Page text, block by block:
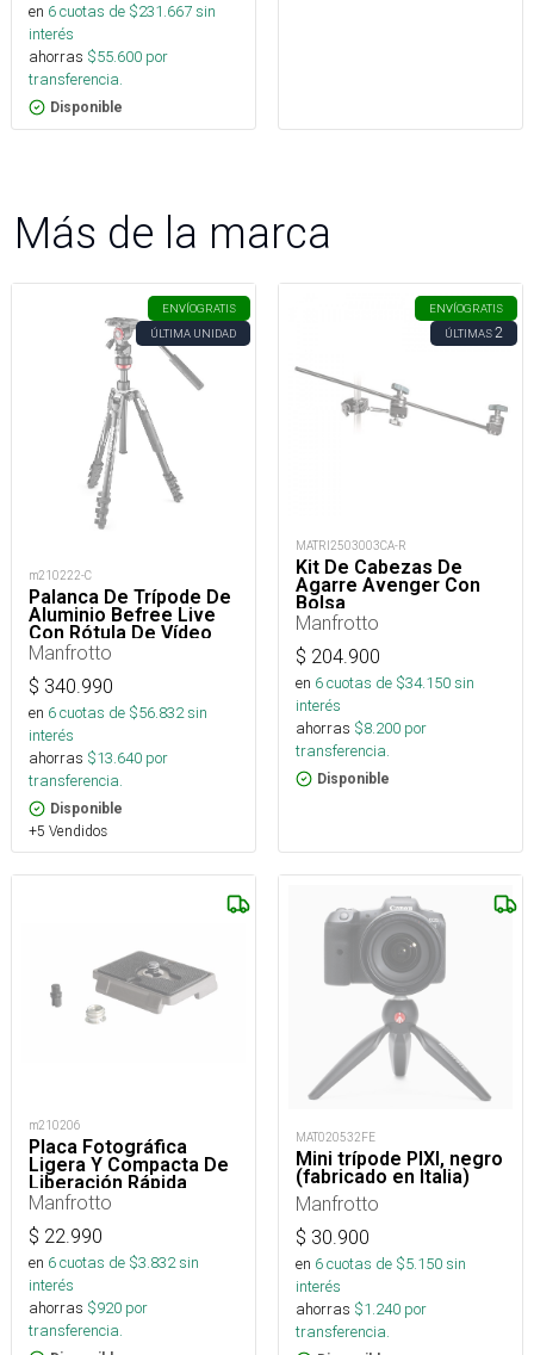
en 6cuotas de $231.667sin
interés
ahorras $55.600 por
transferencia.
Disponible
Más de la marca
ENVÍOGRATIS
ÚLTIMA UNIDAD
m210222-C
Palanca De Trípode De
Aluminio Befree Live
Con Rótula De Vídeo
Manfrotto
$ 340.990
en 6cuotas de $56.832sin
interés
ahorras $13.640 por
transferencia.
Disponible
+5 Vendidos
ENVÍOGRATIS
ÚLTIMAS2
MATRI2503003CA-R
Kit De Cabezas De
Agarre Avenger Con
Bolsa
Manfrotto
$ 204.900
en 6cuotas de $34.150sin
interés
ahorras $8.200 por
transferencia.
Disponible
m210206
Placa Fotográfica
Ligera Y Compacta De
Liberación Rápida
Manfrotto
$ 22.990
en 6cuotas de $3.832sin
interés
ahorras $920 por
transferencia.
MAT020532FE
Mini trípode PIXI, negro
(fabricado en Italia)
Manfrotto
$ 30.900
en 6cuotas de $5.150sin
interés
ahorras $1.240 por
transferencia.